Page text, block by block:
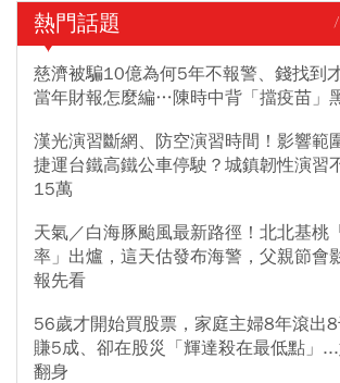
熱門話題
慈濟被騙10億為何5年不報警、錢找到
當年財報怎麼編…陳時中背「擋疫苗」
漢光演習斷網、防空演習時間！影響
捷運台鐵高鐵公車停駛？城鎮韌性演習
15萬
天氣／白海豚颱風最新路徑！北北基桃
率」出爐，這天估發布海警，父親節會
報先看
56歲才開始買股票，家庭主婦8年滾出
賺5成、卻在股災「輝達殺在最低點」
翻身